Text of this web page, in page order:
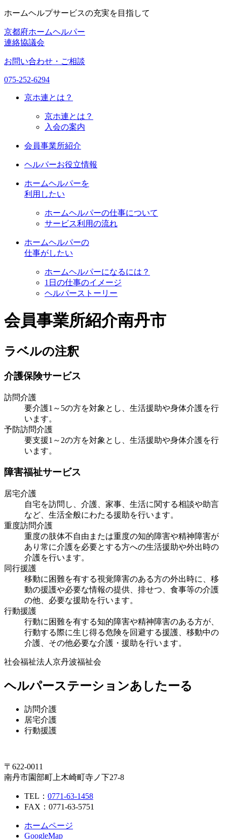
ホームヘルプサービスの充実を目指して
京都府ホームヘルパー
連絡協議会
お問い合わせ・ご相談
075-252-6294
京ホ連とは？
京ホ連とは？
入会の案内
会員事業所紹介
ヘルパーお役立情報
ホームヘルパーを
利用したい
ホームヘルパーの仕事について
サービス利用の流れ
ホームヘルパーの
仕事がしたい
ホームヘルパーになるには？
1日の仕事のイメージ
ヘルパーストーリー
会員事業所紹介南丹市
ラベルの注釈
介護保険サービス
訪問介護
要介護1～5の方を対象とし、生活援助や身体介護を行
います。
予防訪問介護
要支援1～2の方を対象とし、生活援助や身体介護を行
います。
障害福祉サービス
居宅介護
自宅を訪問し、介護、家事、生活に関する相談や助言
など、生活全般にわたる援助を行います。
重度訪問介護
重度の肢体不自由または重度の知的障害や精神障害が
あり常に介護を必要とする方への生活援助や外出時の
介護を行います。
同行援護
移動に困難を有する視覚障害のある方の外出時に、移
動の援護や必要な情報の提供、排せつ、食事等の介護
の他、必要な援助を行います。
行動援護
行動に困難を有する知的障害や精神障害のある方が、
行動する際に生じ得る危険を回避する援護、移動中の
介護、その他必要な介護・援助を行います。
社会福祉法人京丹波福祉会
ヘルパーステーションあしたーる
訪問介護
居宅介護
行動援護
〒622-0011
南丹市園部町上木崎町寺ノ下27-8
TEL： 0771-63-1458
FAX：0771-63-5751
ホームページ
GoogleMap